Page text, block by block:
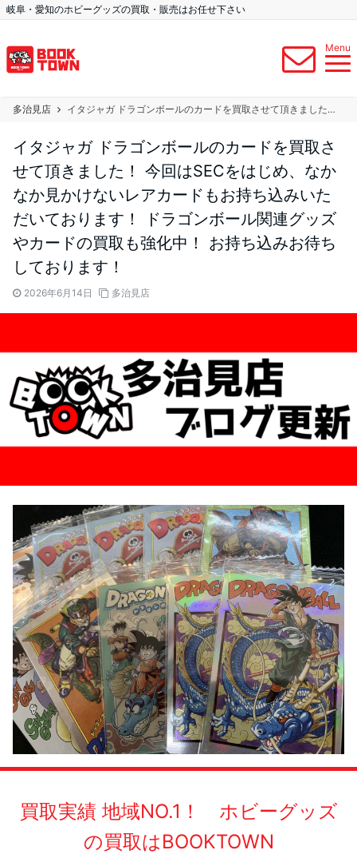
岐阜・愛知のホビーグッズの買取・販売はお任せ下さい
Menu
多治見店 イタジャガ ドラゴンボールのカードを買取させて頂きました！ 今回はSECをはじめ、なかなか見かけないレアカードもお持ち込みいただいております！ ドラゴンボール関連グッズやカードの買取も強化中！ お持ち込みお待ちしております！
イタジャガ ドラゴンボールのカードを買取さ
せて頂きました！ 今回はSECをはじめ、なか
なか見かけないレアカードもお持ち込みいた
だいております！ ドラゴンボール関連グッズ
やカードの買取も強化中！ お持ち込みお待ち
しております！
2026年6月14日 多治見店
買取実績 地域NO.1！ ホビーグッズ
の買取はBOOKTOWN